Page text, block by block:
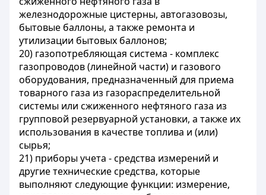
железнодорожные цистерны, автогазовозы,
бытовые баллоны, а также ремонта и
утилизации бытовых баллонов;
20) газопотребляющая система - комплекс
газопроводов (линейной части) и газового
оборудования, предназначенный для приема
товарного газа из газораспределительной
системы или сжиженного нефтяного газа из
групповой резервуарной установки, а также их
использования в качестве топлива и (или)
сырья;
21) приборы учета - средства измерений и
другие технические средства, которые
выполняют следующие функции: измерение,